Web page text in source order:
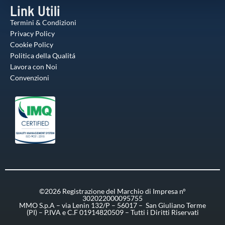
Link Utili
Termini & Condizioni
Privacy Policy
Cookie Policy
Politica della Qualitá
Lavora con Noi
Convenzioni
©2026 Registrazione del Marchio di Impresa n°
302022000095755
MMO S.p.A – via Lenin 132/P – 56017 – San Giuliano Terme
(PI) – P.IVA e C.F 01914820509 – Tutti i Diritti Riservati